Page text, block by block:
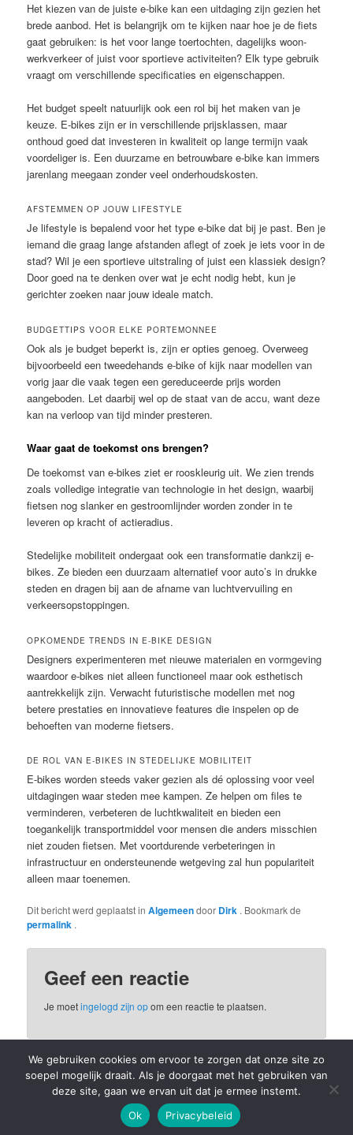
Het kiezen van de juiste e-bike kan een uitdaging zijn gezien het
brede aanbod. Het is belangrijk om te kijken naar hoe je de fiets
gaat gebruiken: is het voor lange toertochten, dagelijks woon-
werkverkeer of juist voor sportieve activiteiten? Elk type gebruik
vraagt om verschillende specificaties en eigenschappen.
Het budget speelt natuurlijk ook een rol bij het maken van je
keuze. E-bikes zijn er in verschillende prijsklassen, maar
onthoud goed dat investeren in kwaliteit op lange termijn vaak
voordeliger is. Een duurzame en betrouwbare e-bike kan immers
jarenlang meegaan zonder veel onderhoudskosten.
AFSTEMMEN OP JOUW LIFESTYLE
Je lifestyle is bepalend voor het type e-bike dat bij je past. Ben je
iemand die graag lange afstanden aflegt of zoek je iets voor in de
stad? Wil je een sportieve uitstraling of juist een klassiek design?
Door goed na te denken over wat je echt nodig hebt, kun je
gerichter zoeken naar jouw ideale match.
BUDGETTIPS VOOR ELKE PORTEMONNEE
Ook als je budget beperkt is, zijn er opties genoeg. Overweeg
bijvoorbeeld een tweedehands e-bike of kijk naar modellen van
vorig jaar die vaak tegen een gereduceerde prijs worden
aangeboden. Let daarbij wel op de staat van de accu, want deze
kan na verloop van tijd minder presteren.
Waar gaat de toekomst ons brengen?
De toekomst van e-bikes ziet er rooskleurig uit. We zien trends
zoals volledige integratie van technologie in het design, waarbij
fietsen nog slanker en gestroomlijnder worden zonder in te
leveren op kracht of actieradius.
Stedelijke mobiliteit ondergaat ook een transformatie dankzij e-
bikes. Ze bieden een duurzaam alternatief voor auto’s in drukke
steden en dragen bij aan de afname van luchtvervuiling en
verkeersopstoppingen.
OPKOMENDE TRENDS IN E-BIKE DESIGN
Designers experimenteren met nieuwe materialen en vormgeving
waardoor e-bikes niet alleen functioneel maar ook esthetisch
aantrekkelijk zijn. Verwacht futuristische modellen met nog
betere prestaties en innovatieve features die inspelen op de
behoeften van moderne fietsers.
DE ROL VAN E-BIKES IN STEDELIJKE MOBILITEIT
E-bikes worden steeds vaker gezien als dé oplossing voor veel
uitdagingen waar steden mee kampen. Ze helpen om files te
verminderen, verbeteren de luchtkwaliteit en bieden een
toegankelijk transportmiddel voor mensen die anders misschien
niet zouden fietsen. Met voortdurende verbeteringen in
infrastructuur en ondersteunende wetgeving zal hun populariteit
alleen maar toenemen.
Dit bericht werd geplaatst inAlgemeendoor Dirk . Bookmark de
permalink .
Geef een reactie
Je moetingelogd zijn opom een reactie te plaatsen.
Privacybeleid Ondersteund door WordPress
We gebruiken cookies om ervoor te zorgen dat onze site zo
soepel mogelijk draait. Als je doorgaat met het gebruiken van
deze site, gaan we ervan uit dat je ermee instemt.
Ok
Privacybeleid